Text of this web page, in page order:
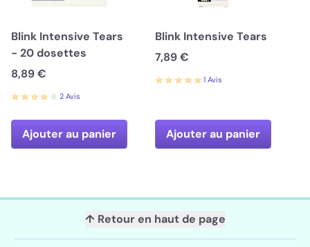
Blink Intensive Tears
- 20 dosettes
8,89 €
2 Avis
Ajouter au panier
Blink Intensive Tears
7,89 €
1 Avis
Ajouter au panier
↑ Retour en haut de page